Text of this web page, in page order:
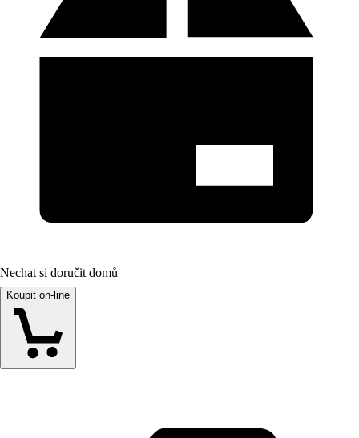
Nechat si doručit domů
Koupit on-line